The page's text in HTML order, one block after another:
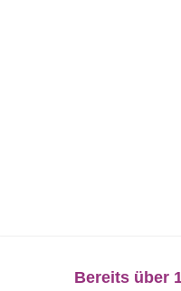
Bereits über